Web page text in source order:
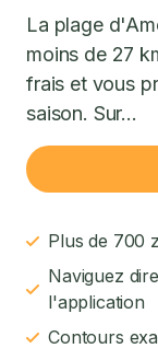
La plage
moins de 27
frais et vous
saison. Sur...
Plus de 700
Naviguez
l'application
Contours